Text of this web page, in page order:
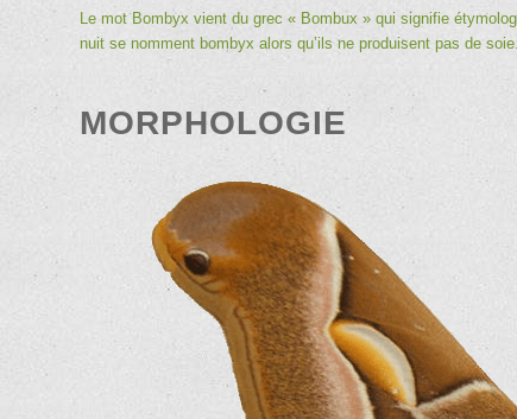
Le mot Bombyx vient du grec « Bombux » qui signifie
nuit se nomment bombyx alors qu’ils ne produisent pas de soie.
MORPHOLOGIE